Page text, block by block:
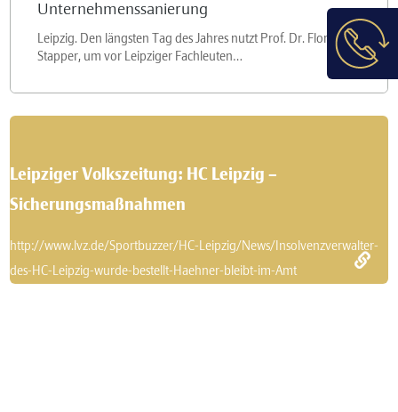
Unternehmenssanierung
Leipzig. Den längsten Tag des Jahres nutzt Prof. Dr. Florian
Stapper, um vor Leipziger Fachleuten…
Leipziger Volkszeitung: HC Leipzig –
Sicherungsmaßnahmen
http://www.lvz.de/Sportbuzzer/HC-Leipzig/News/Insolvenzverwalter-
des-HC-Leipzig-wurde-bestellt-Haehner-bleibt-im-Amt